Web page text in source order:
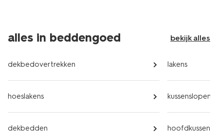
alles in beddengoed bekijk alles
dekbedovertrekken
hoeslakens
dekbedden
lakens
kussenslopen
hoofdkussens